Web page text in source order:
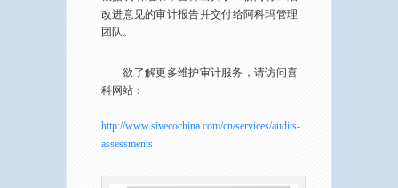
改进意见的审计报告并交付给阿科玛管理
团队。
欲了解更多维护审计服务，请访问喜
科网站：
http://www.sivecochina.com/cn/services/audits-
assessments